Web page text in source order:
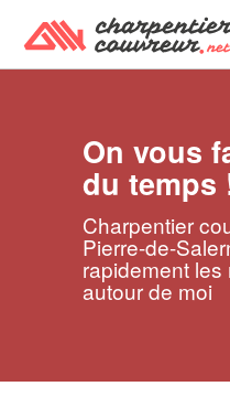
On vous
du temps
Charpentier
Pierre-de-
rapidement
autour de moi